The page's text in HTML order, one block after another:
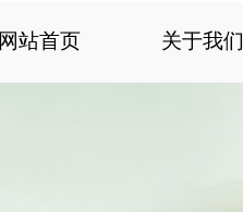
网站首页 关于我们